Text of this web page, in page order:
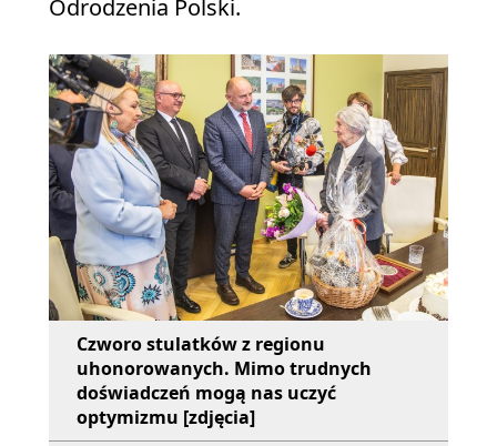
Odrodzenia Polski.
Czworo stulatków z regionu
uhonorowanych. Mimo trudnych
doświadczeń mogą nas uczyć
optymizmu [zdjęcia]